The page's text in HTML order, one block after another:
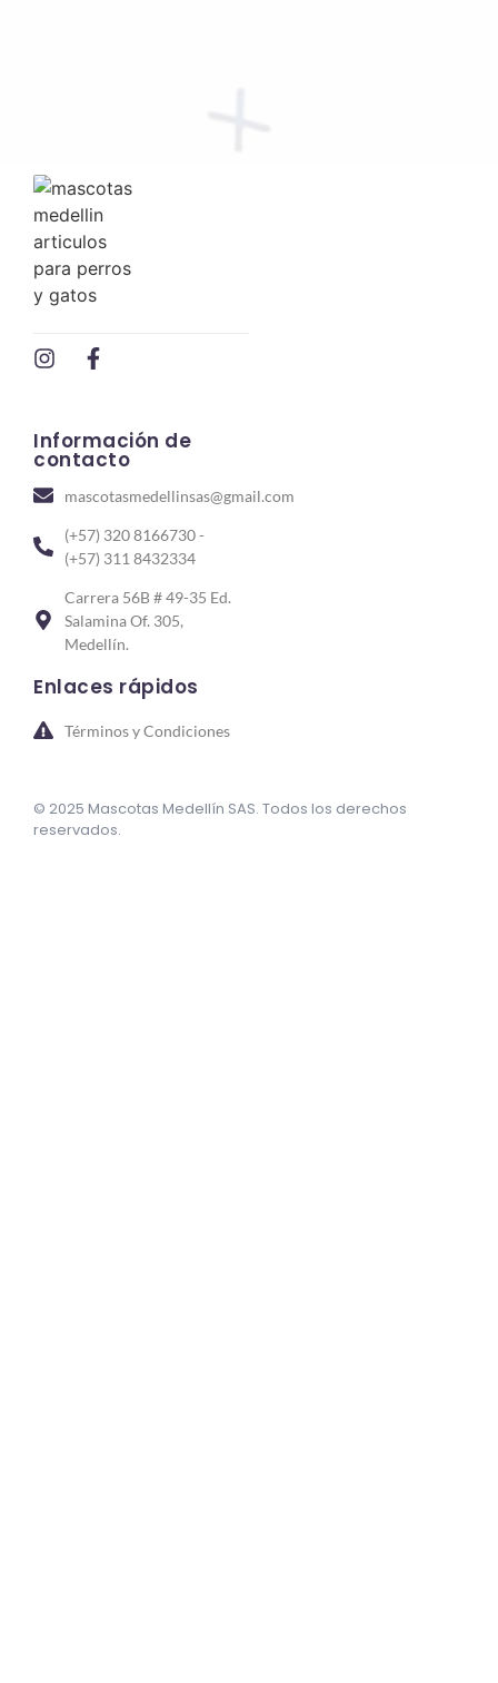
Información de
contacto
mascotasmedellinsas@gmail.com
(+57) 320 8166730 -
(+57) 311 8432334
Carrera 56B # 49-35 Ed.
Salamina Of. 305,
Medellín.
Enlaces rápidos
Términos y Condiciones
© 2025 Mascotas Medellín SAS. Todos los derechos
reservados.